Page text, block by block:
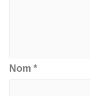
Nom *